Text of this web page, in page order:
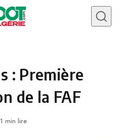
: Première
de la FAF
1 min lire